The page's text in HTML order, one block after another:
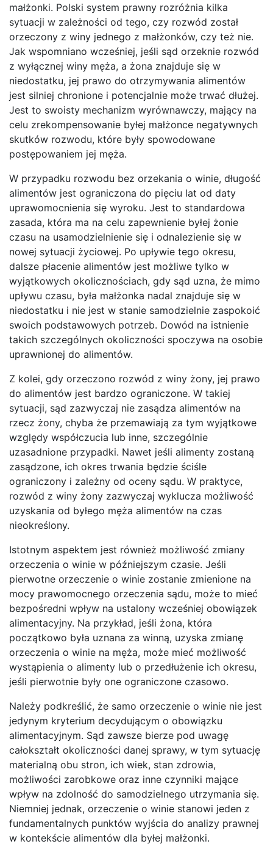
małżonki. Polski system prawny rozróżnia kilka
sytuacji w zależności od tego, czy rozwód został
orzeczony z winy jednego z małżonków, czy też nie.
Jak wspomniano wcześniej, jeśli sąd orzeknie rozwód
z wyłącznej winy męża, a żona znajduje się w
niedostatku, jej prawo do otrzymywania alimentów
jest silniej chronione i potencjalnie może trwać dłużej.
Jest to swoisty mechanizm wyrównawczy, mający na
celu zrekompensowanie byłej małżonce negatywnych
skutków rozwodu, które były spowodowane
postępowaniem jej męża.
W przypadku rozwodu bez orzekania o winie, długość
alimentów jest ograniczona do pięciu lat od daty
uprawomocnienia się wyroku. Jest to standardowa
zasada, która ma na celu zapewnienie byłej żonie
czasu na usamodzielnienie się i odnalezienie się w
nowej sytuacji życiowej. Po upływie tego okresu,
dalsze płacenie alimentów jest możliwe tylko w
wyjątkowych okolicznościach, gdy sąd uzna, że mimo
upływu czasu, była małżonka nadal znajduje się w
niedostatku i nie jest w stanie samodzielnie zaspokoić
swoich podstawowych potrzeb. Dowód na istnienie
takich szczególnych okoliczności spoczywa na osobie
uprawnionej do alimentów.
Z kolei, gdy orzeczono rozwód z winy żony, jej prawo
do alimentów jest bardzo ograniczone. W takiej
sytuacji, sąd zazwyczaj nie zasądza alimentów na
rzecz żony, chyba że przemawiają za tym wyjątkowe
względy współczucia lub inne, szczególnie
uzasadnione przypadki. Nawet jeśli alimenty zostaną
zasądzone, ich okres trwania będzie ściśle
ograniczony i zależny od oceny sądu. W praktyce,
rozwód z winy żony zazwyczaj wyklucza możliwość
uzyskania od byłego męża alimentów na czas
nieokreślony.
Istotnym aspektem jest również możliwość zmiany
orzeczenia o winie w późniejszym czasie. Jeśli
pierwotne orzeczenie o winie zostanie zmienione na
mocy prawomocnego orzeczenia sądu, może to mieć
bezpośredni wpływ na ustalony wcześniej obowiązek
alimentacyjny. Na przykład, jeśli żona, która
początkowo była uznana za winną, uzyska zmianę
orzeczenia o winie na męża, może mieć możliwość
wystąpienia o alimenty lub o przedłużenie ich okresu,
jeśli pierwotnie były one ograniczone czasowo.
Należy podkreślić, że samo orzeczenie o winie nie jest
jedynym kryterium decydującym o obowiązku
alimentacyjnym. Sąd zawsze bierze pod uwagę
całokształt okoliczności danej sprawy, w tym sytuację
materialną obu stron, ich wiek, stan zdrowia,
możliwości zarobkowe oraz inne czynniki mające
wpływ na zdolność do samodzielnego utrzymania się.
Niemniej jednak, orzeczenie o winie stanowi jeden z
fundamentalnych punktów wyjścia do analizy prawnej
w kontekście alimentów dla byłej małżonki.